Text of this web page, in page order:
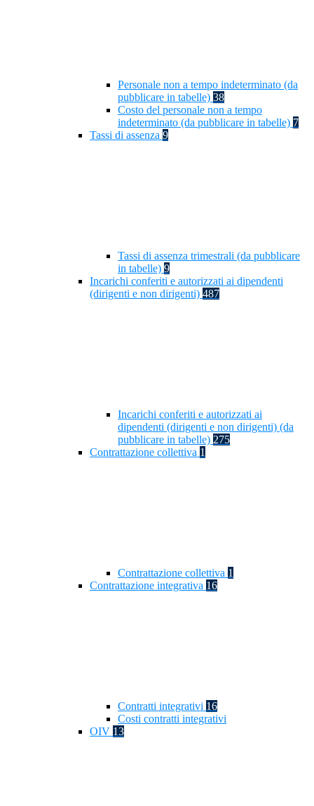
Personale non a tempo indeterminato (da
pubblicare in tabelle) 38
Costo del personale non a tempo
indeterminato (da pubblicare in tabelle) 7
Tassi di assenza 9
Tassi di assenza trimestrali (da pubblicare
in tabelle) 9
Incarichi conferiti e autorizzati ai dipendenti
(dirigenti e non dirigenti) 487
Incarichi conferiti e autorizzati ai
dipendenti (dirigenti e non dirigenti) (da
pubblicare in tabelle) 275
Contrattazione collettiva 1
Contrattazione collettiva 1
Contrattazione integrativa 16
Contratti integrativi 16
Costi contratti integrativi
OIV 13